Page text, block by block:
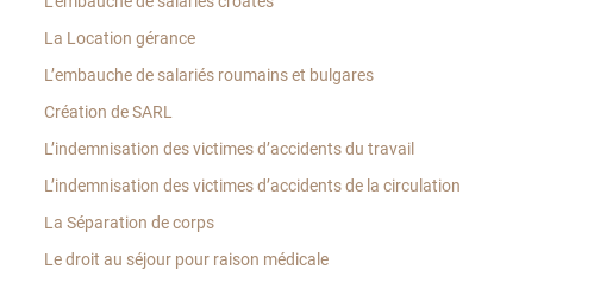
La Location gérance
L’embauche de salariés roumains et bulgares
Création de SARL
L’indemnisation des victimes d’accidents du travail
L’indemnisation des victimes d’accidents de la circulation
La Séparation de corps
Le droit au séjour pour raison médicale